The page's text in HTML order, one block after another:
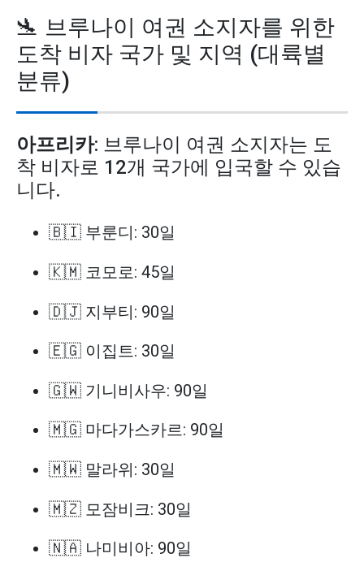
🛬 브루나이 여권 소지자를 위한
도착 비자 국가 및 지역 (대륙별
분류)
아프리카: 브루나이 여권 소지자는 도
착 비자로 12개 국가에 입국할 수 있습
니다.
🇧🇮 부룬디: 30일
🇰🇲 코모로: 45일
🇩🇯 지부티: 90일
🇪🇬 이집트: 30일
🇬🇼 기니비사우: 90일
🇲🇬 마다가스카르: 90일
🇲🇼 말라위: 30일
🇲🇿 모잠비크: 30일
🇳🇦 나미비아: 90일